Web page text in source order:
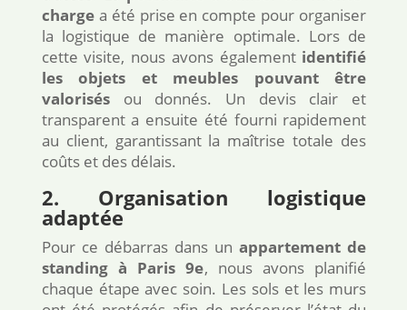
chargea été prise en compte pour organiser
la logistique de manière optimale. Lors de
cette visite, nous avons également identifié
les objets et meubles pouvant être
valorisésou donnés. Un devis clair et
transparent a ensuite été fourni rapidement
au client, garantissant la maîtrise totale des
coûts et des délais.
2. Organisation logistique
adaptée
Pour ce débarras dans unappartement de
standing à Paris 9e, nous avons planifié
chaque étape avec soin. Les sols et les murs